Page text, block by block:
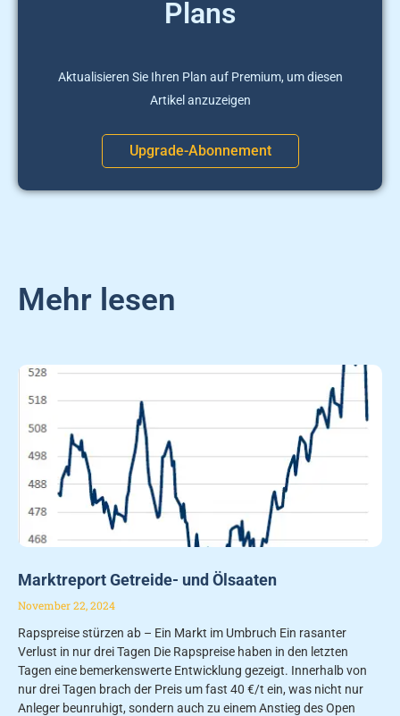
Plans
Aktualisieren Sie Ihren Plan auf Premium, um diesen
Artikel anzuzeigen
Upgrade-Abonnement
Mehr lesen
Marktreport Getreide- und Ölsaaten
November 22, 2024
Rapspreise stürzen ab – Ein Markt im Umbruch Ein rasanter
Verlust in nur drei Tagen Die Rapspreise haben in den letzten
Tagen eine bemerkenswerte Entwicklung gezeigt. Innerhalb von
nur drei Tagen brach der Preis um fast 40 €/t ein, was nicht nur
Anleger beunruhigt, sondern auch zu einem Anstieg des Open